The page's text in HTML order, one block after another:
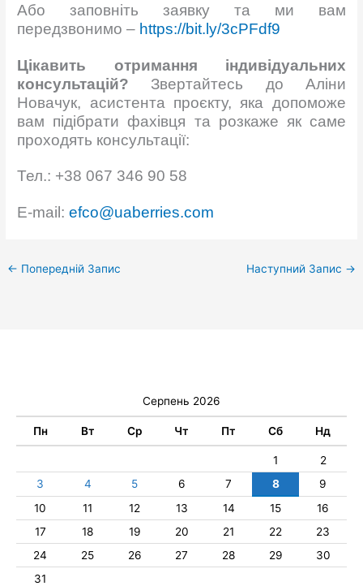
Або заповніть заявку та ми вам
передзвонимо – https://bit.ly/3cPFdf9
Цікавить отримання індивідуальних
консультацій? Звертайтесь до Аліни
Новачук, асистента проєкту, яка допоможе
вам підібрати фахівця та розкаже як саме
проходять консультації:
Тел.: +38 067 346 90 58
Е-mail:efco@uaberries.com
← Попередній Запис Наступний Запис →
Серпень 2026
Пн Вт Ср Чт Пт Сб Нд
1
2
3
4 5 6 7 8
9
10
11 12 13 14 15
16
17
18 19 20 21 22
23
24
25 26 27 28 29
30
31